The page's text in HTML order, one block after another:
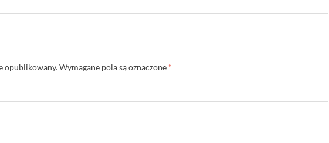
opublikowany.Wymagane pola są oznaczone *